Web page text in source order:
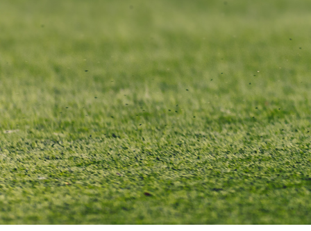
KINERA aplikacijapruža strukturiran online
treninga za djecu sportiste, ali i za djecu koja se ne
uvijek) ne bave sportom.
Šta nedostaje mladim sportistima u BiH?
Roditelji i treneri često ističu talenat, tehniku i
igru kod djece. Međutim, upravo u uzrastu od 9
godina – tzv. „zlatnom periodu razvoja“ – djeca
zaostaju u onome što je presudno za dugoročan
snaga, brzina i otpornost. Bez ovih temelja, talenat